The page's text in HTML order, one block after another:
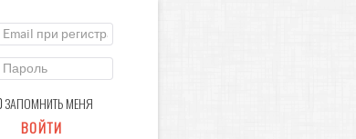
Email при регистрации
Пароль
ЗАПОМНИТЬ МЕНЯ
ВОЙТИ